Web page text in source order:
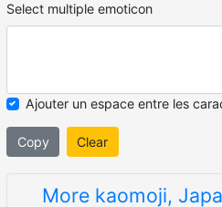
Select multiple emoticon
Ajouter un espace entre les
Copy Clear
More kaomoji,